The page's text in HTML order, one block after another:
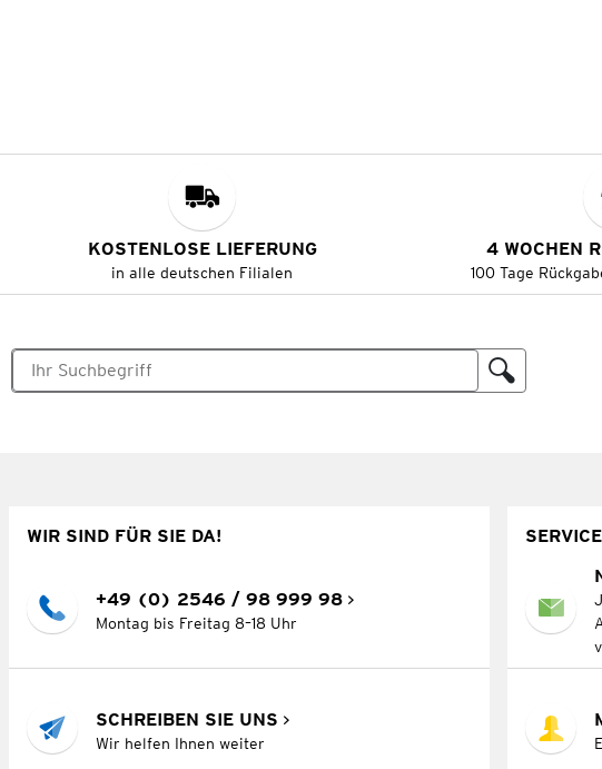
KOSTENLOSE LIEFERUNG
in alle deutschen Filialen
4 WOCHEN
100 Tage
WIR SIND FÜR SIE DA!
+49 (0) 2546 / 98 999 98
Montag bis Freitag 8–18 Uhr
SCHREIBEN SIE UNS
Wir helfen Ihnen weiter
SERVICE